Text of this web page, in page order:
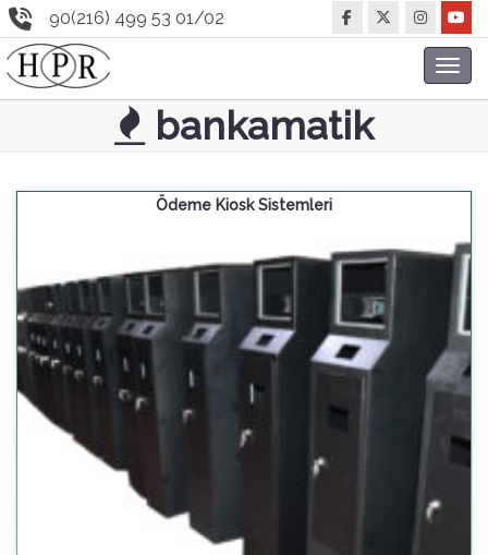
90(216) 499 53 01/02
bankamatik
Ödeme Kiosk Sistemleri